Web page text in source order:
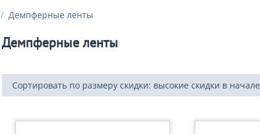
/ Демпферные ленты
Демпферные ленты
Сортировать по размеру скидки: высокие скидки в начале